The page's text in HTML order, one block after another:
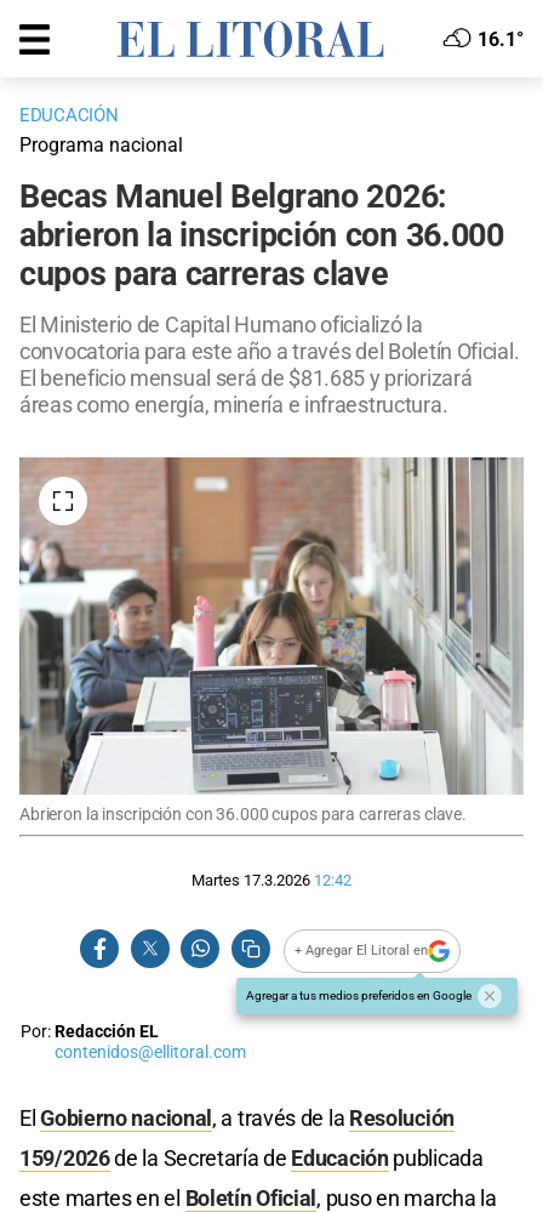
16.1°
EDUCACIÓN
Programa nacional
Becas Manuel Belgrano 2026:
abrieron la inscripción con 36.000
cupos para carreras clave
El Ministerio de Capital Humano oficializó la
convocatoria para este año a través del Boletín Oficial.
El beneficio mensual será de $81.685 y priorizará
áreas como energía, minería e infraestructura.
Abrieron la inscripción con 36.000 cupos para carreras clave.
Martes 17.3.2026 12:42
+ Agregar El Litoral en
Agregar a tus medios preferidos en Google
Por:Redacción EL
contenidos@ellitoral.com
ElGobierno nacional, a través de la Resolución
159/2026de la Secretaría de Educaciónpublicada
este martes en el Boletín Oficial, puso en marcha la